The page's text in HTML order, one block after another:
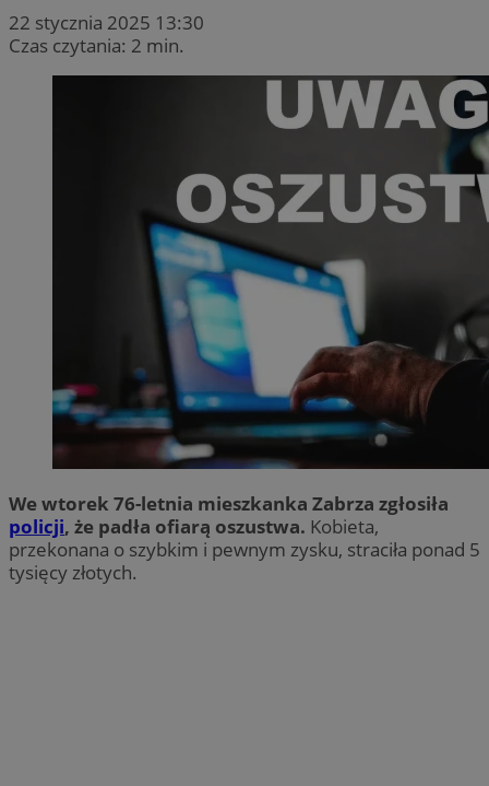
22 stycznia 2025 13:30
Czas czytania: 2 min.
We wtorek 76-letnia mieszkanka Zabrza zgłosiła
policji, że padła ofiarą oszustwa. Kobieta,
przekonana o szybkim i pewnym zysku, straciła ponad 5
tysięcy złotych.